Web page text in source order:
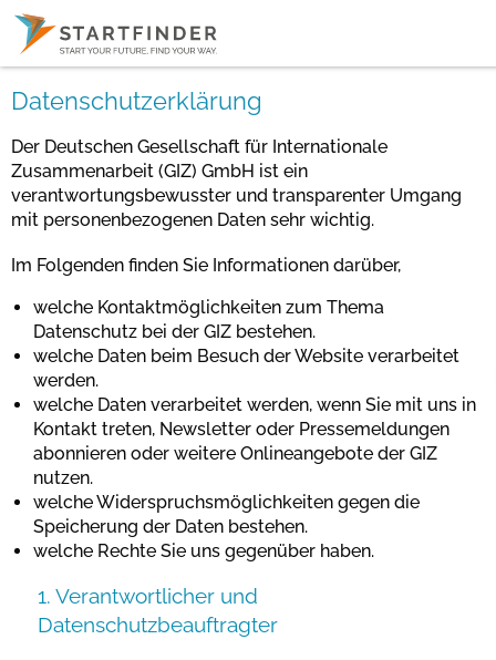
Datenschutzerklärung
Der Deutschen Gesellschaft für Internationale
Zusammenarbeit (GIZ) GmbH ist ein
verantwortungsbewusster und transparenter Umgang
mit personenbezogenen Daten sehr wichtig.
Im Folgenden finden Sie Informationen darüber,
welche Kontaktmöglichkeiten zum Thema
Datenschutz bei der GIZ bestehen.
welche Daten beim Besuch der Website verarbeitet
werden.
welche Daten verarbeitet werden, wenn Sie mit uns in
Kontakt treten, Newsletter oder Pressemeldungen
abonnieren oder weitere Onlineangebote der GIZ
nutzen.
welche Widerspruchsmöglichkeiten gegen die
Speicherung der Daten bestehen.
welche Rechte Sie uns gegenüber haben.
1. Verantwortlicher und
Datenschutzbeauftragter